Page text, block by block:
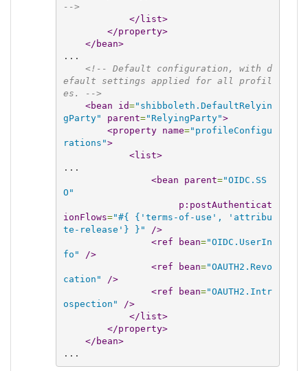
-->
</list>
</property>
</bean>
...
<!-- Default configuration, with d
efault settings applied for all profil
es. -->
<bean
id="shibboleth.DefaultRelyin
gParty"
parent="RelyingParty">
<property
name="profileConfigu
rations">
<list>
...
<bean
parent="OIDC.SS
O"
p:postAuthenticat
ionFlows="#{ {'terms-of-use', 'attribu
te-release'} }"
/>
<ref
bean="OIDC.UserIn
fo"
/>
<ref
bean="OAUTH2.Revo
cation"
/>
<ref
bean="OAUTH2.Intr
ospection"
/>
</list>
</property>
</bean>
...